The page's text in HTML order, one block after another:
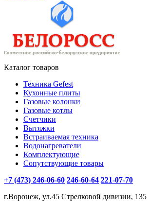
Каталог товаров
Техника Gefest
Кухонные плиты
Газовые колонки
Газовые котлы
Счетчики
Вытяжки
Встраиваемая техника
Водонагреватели
Комплектующие
Сопутствующие товары
+7 (473) 246-06-60 246-60-64 221-07-70
г.Воронеж, ул.45 Стрелковой дивизии, 135